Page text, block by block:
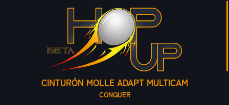
CINTURÓN MOLLE ADAPT MULTICAM
CONQUER